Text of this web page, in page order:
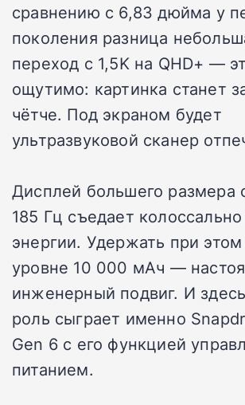
сравнению с 6,83 дюйма у
поколения разница
переход с 1,5K на QHD+ —
ощутимо: картинка станет
чётче. Под экраном будет
ультразвуковой сканер
Дисплей большего размера
185 Гц съедает
энергии. Удержать при
уровне 10 000 мАч —
инженерный подвиг. И
роль сыграет именно
Gen 6 с его функцией
питанием.